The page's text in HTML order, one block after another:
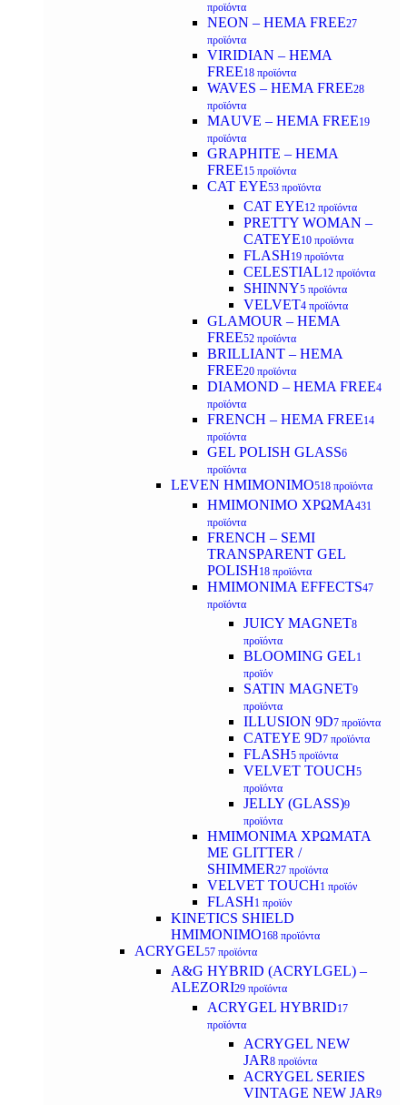
προϊόντα
NEON – HEMA FREE27
προϊόντα
VIRIDIAN – HEMA
FREE18 προϊόντα
WAVES – HEMA FREE28
προϊόντα
MAUVE – HEMA FREE19
προϊόντα
GRAPHITE – HEMA
FREE15 προϊόντα
CAT EYE53 προϊόντα
CAT EYE12 προϊόντα
PRETTY WOMAN –
CATEYE10 προϊόντα
FLASH19 προϊόντα
CELESTIAL12 προϊόντα
SHINNY5 προϊόντα
VELVET4 προϊόντα
GLAMOUR – HEMA
FREE52 προϊόντα
BRILLIANT – HEMA
FREE20 προϊόντα
DIAMOND – HEMA FREE4
προϊόντα
FRENCH – HEMA FREE14
προϊόντα
GEL POLISH GLASS6
προϊόντα
LEVEN ΗΜΙΜΟΝΙΜΟ518 προϊόντα
ΗΜΙΜΟΝΙΜΟ ΧΡΩΜΑ431
προϊόντα
FRENCH – SEMI
TRANSPARENT GEL
POLISH18 προϊόντα
HMIMONIMA EFFECTS47
προϊόντα
JUICY MAGNET8
προϊόντα
BLOOMING GEL1
προϊόν
SATIN MAGNET9
προϊόντα
ILLUSION 9D7 προϊόντα
CATEYE 9D7 προϊόντα
FLASH5 προϊόντα
VELVET TOUCH5
προϊόντα
JELLY (GLASS)9
προϊόντα
ΗΜΙΜΟΝΙΜA ΧΡΩΜΑΤΑ
ΜΕ GLITTER /
SHIMMER27 προϊόντα
VELVET TOUCH1 προϊόν
FLASH1 προϊόν
KINETICS SHIELD
ΗΜΙΜΟΝΙΜΟ168 προϊόντα
ACRYGEL57 προϊόντα
A&G HYBRID (ACRYLGEL) –
ALEZORI29 προϊόντα
ACRYGEL HYBRID17
προϊόντα
ACRYGEL NEW
JAR8 προϊόντα
ACRYGEL SERIES
VINTAGE NEW JAR9